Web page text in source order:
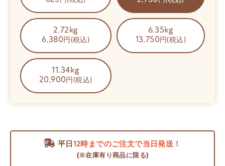
2.72kg
6,380 円(税込)
6.35kg
13,750 円(税込)
11.34kg
20,900 円(税込)
平日 12時までのご注文で当日発送！
(※在庫有り商品に限る)